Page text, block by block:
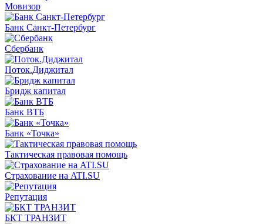
Мовизор
Банк Санкт-Петербург
Сбербанк
Поток.Диджитал
Бридж капитал
Банк ВТБ
Банк «Точка»
Тактическая правовая помощь
Страхование на ATI.SU
Репутация
БКТ ТРАНЗИТ